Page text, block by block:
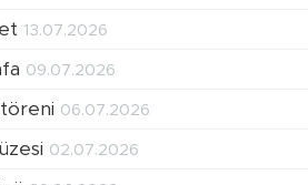
13.07.2026
09.07.2026
06.07.2026
02.07.2026